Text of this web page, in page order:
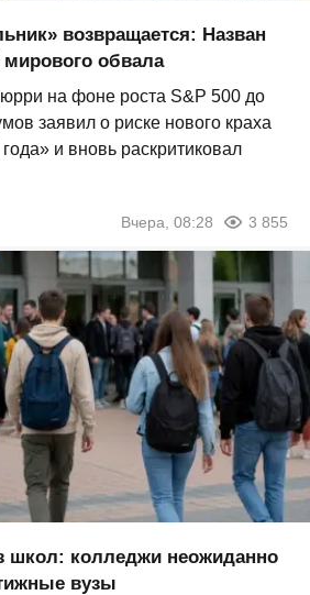
возвращается: Назван
обвала
на фоне роста S&P 500 до
заявил о риске нового краха
и вновь раскритиковал
Вчера, 08:28 3 855
школ: колледжи неожиданно
вузы